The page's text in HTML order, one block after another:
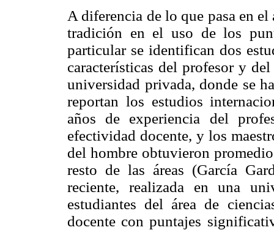
A diferencia de lo que pasa en
tradición en el uso de los
particular se identifican dos
características del profesor y
universidad privada, donde se
reportan los estudios
años de experiencia del
efectividad docente, y los
del hombre obtuvieron
resto de las áreas (García
reciente, realizada en una
estudiantes del área de
docente con puntajes